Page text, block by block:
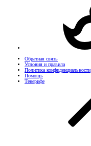
Обратная связь
Условия и правила
Политика конфиденциальности
Помощь
Тенерифе